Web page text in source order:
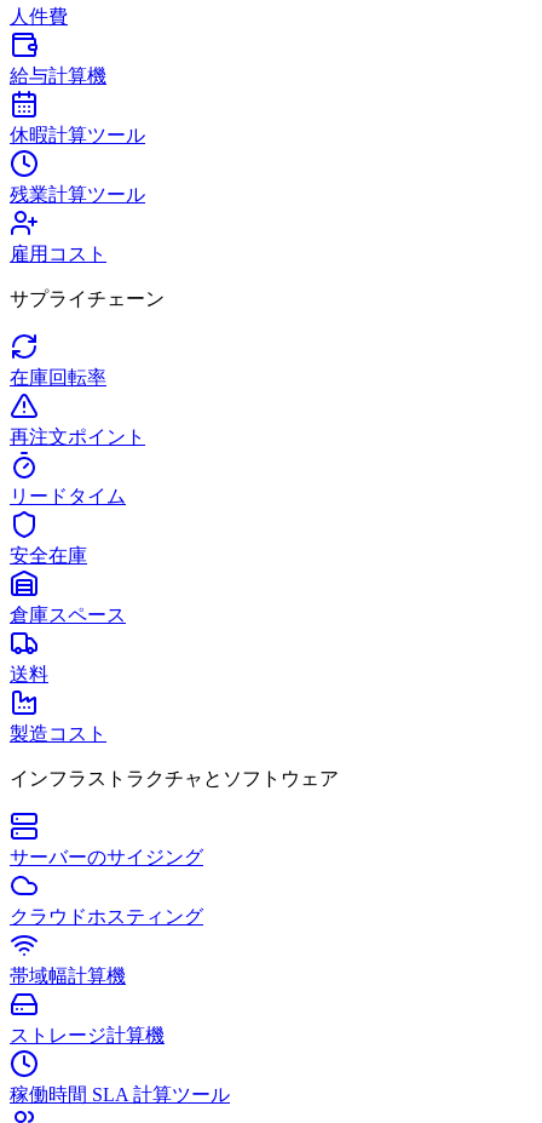
人件費
給与計算機
休暇計算ツール
残業計算ツール
雇用コスト
サプライチェーン
在庫回転率
再注文ポイント
リードタイム
安全在庫
倉庫スペース
送料
製造コスト
インフラストラクチャとソフトウェア
サーバーのサイジング
クラウドホスティング
帯域幅計算機
ストレージ計算機
稼働時間 SLA 計算ツール